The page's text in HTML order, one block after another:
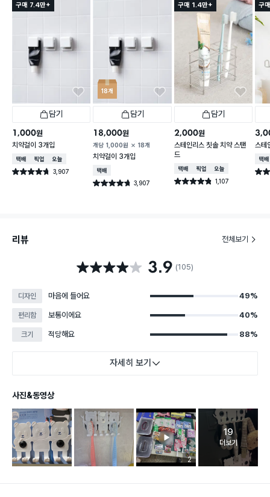
구매 7.4만+
담기
1,000원
치약걸이 3개입
택배배송매장픽업오늘배송
별점 4.7점 3,907
건 작성
18개
담기
18,000원
개당 1,000원 18개
치약걸이 3개입
택배배송
별점 4.7점 3,907
건 작성
구매 1.4만+
담기
2,000원
스테인리스 칫솔 치약 스탠
드
택배배송매장픽업오늘배송
별점 4.8점 1,107
건 작성
구
스테
택배
별점
리뷰 전체보기
별점 3.9점 3.9 (105)
디자인 마음에 들어요 49%
편리함 보통이에요 40%
크기 적당해요 88%
자세히 보기
사진&동영상
리뷰 이미지 등록 개수
2
고객 리뷰
19
더보기